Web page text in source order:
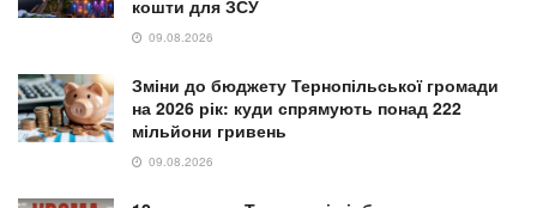
кошти для ЗСУ
09.08.2026
Зміни до бюджету Тернопільської громади
на 2026 рік: куди спрямують понад 222
мільйони гривень
09.08.2026